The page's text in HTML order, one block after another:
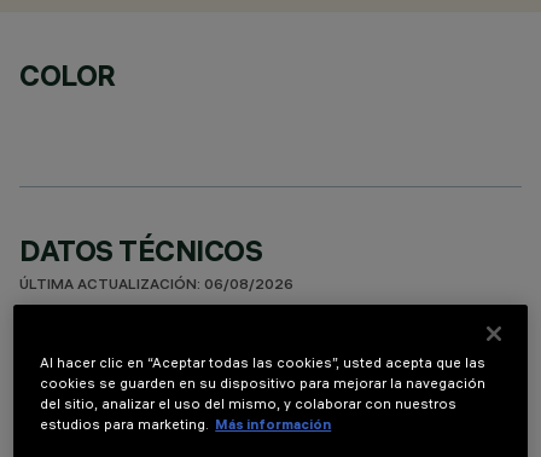
COLOR
DATOS TÉCNICOS
ÚLTIMA ACTUALIZACIÓN: 06/08/2026
equipo miniaturizado empotrable rectangular con 15
elementos ópticos y fuentes LED - ópticas fijas - apertura
Al hacer clic en “Aceptar todas las cookies”, usted acepta que las
cookies se guarden en su dispositivo para mejorar la navegación
del sitio, analizar el uso del mismo, y colaborar con nuestros
estudios para marketing. Más información